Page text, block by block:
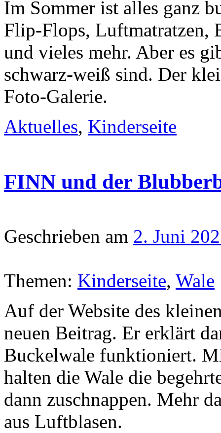
Im Sommer ist alles ganz
Flip-Flops, Luftmatratzen,
und vieles mehr. Aber es
schwarz-weiß sind. Der
Foto-Galerie.
Aktuelles, Kinderseite
FINN und der
Geschrieben am 2. Juni
Themen: Kinderseite, Wale
Auf der Website des
neuen Beitrag. Er erklärt
Buckelwale funktioniert.
halten die Wale die
dann zuschnappen. Mehr
aus Luftblasen.